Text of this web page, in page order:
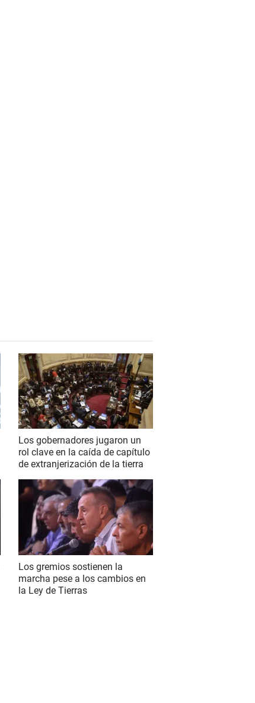
Los gobernadores jugaron un
rol clave en la caída de capítulo
de extranjerización de la tierra
Los gremios sostienen la
marcha pese a los cambios en
la Ley de Tierras